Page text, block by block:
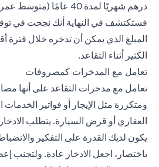
فستكتشف في النهاية أنك نجحت في
المبلغ الذي يمكن أن تدخره خلال فترة
الكثير أثناء التقاعد.
تعامل مع المدخرات كمصروفات
تعامل مع مدخرات التقاعد على أنها
ومتكررة مثل الإيجار أو فواتير الخدمات
العقاري أو قرض السيارة. يتطلب
يكون لديك القدرة على التفكير
باختصار، اجعل الادخار عادة. ولتجنب